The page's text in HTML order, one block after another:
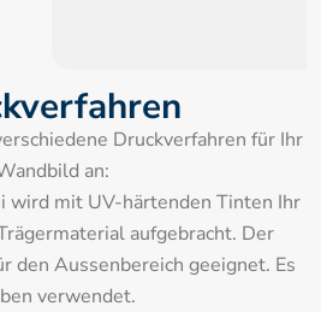
Druckverfahren für Ihr
an:
wird mit UV-härtenden Tinten Ihr
aufgebracht. Der
den Aussenbereich geeignet. Es
verwendet.